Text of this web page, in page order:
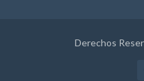
Derechos